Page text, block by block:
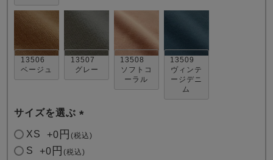
売れ筋ランキング
- Item Ranking -
新着商品
- New Arrival -
すべてのデザインのパジャマ一覧はこちら
13506
ベージュ
13507
グレー
13508
ソフトコ
ーラル
13509
ヴィンテ
ージデニ
ム
サイズを選ぶ
(
XS +0 税込
S +0 税込